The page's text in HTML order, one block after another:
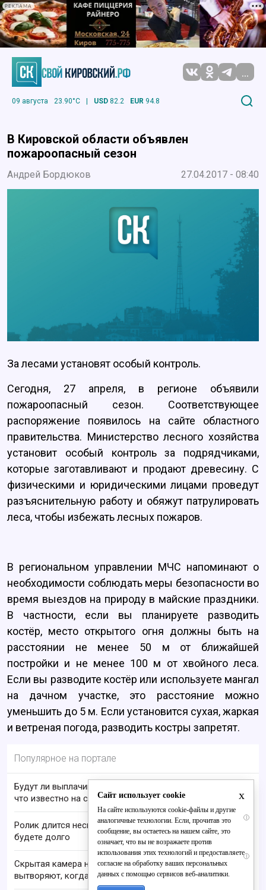
РЕКЛАМА
...
09 августа 23.90°C | USD 82.2 EUR 94.8
В Кировской области объявлен
пожароопасный сезон
Андрей Бордюков 27.04.2017 - 08:40
За лесами установят особый контроль.
Сегодня, 27 апреля, в регионе объявили
пожароопасный сезон. Соответствующее
распоряжение появилось на сайте областного
правительства. Министерство лесного хозяйства
установит особый контроль за подрядчиками,
которые заготавливают и продают древесину. С
физическими и юридическими лицами проведут
разъяснительную работу и обяжут патрулировать
леса, чтобы избежать лесных пожаров.
В региональном управлении МЧС напоминают о
необходимости соблюдать меры безопасности во
время выездов на природу в майские праздники.
В частности, если вы планируете разводить
костёр, место открытого огня должны быть на
расстоянии не менее 50 м от ближайшей
постройки и не менее 100 м от хвойного леса.
Если вы разводите костёр или используете мангал
на дачном участке, это расстояние можно
уменьшить до 5 м. Если установится сухая, жаркая
и ветреная погода, разводить костры запретят.
Популярное на портале
Будут ли выплачивать 13-ю пенсию в 2026 году:
что известно на сегодня
i
Ролик длится несколько секунд, а смеяться вы
будете долго
i
Скрытая камера на пляже Крыма: Что люди
вытворяют, когда их не видят...
x
Сайт использует cookie
На сайте используются cookie-файлы и другие
аналогичные технологии. Если, прочитав это
сообщение, вы остаетесь на нашем сайте, это
означает, что вы не возражаете против
использования этих технологий и предоставляете
согласие на обработку ваших персональных
данных с помощью сервисов веб-аналитики.